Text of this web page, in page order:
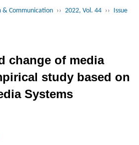
& Communication ›› 2022, Vol. 44 ›› Issue
change of media
study based on
Systems